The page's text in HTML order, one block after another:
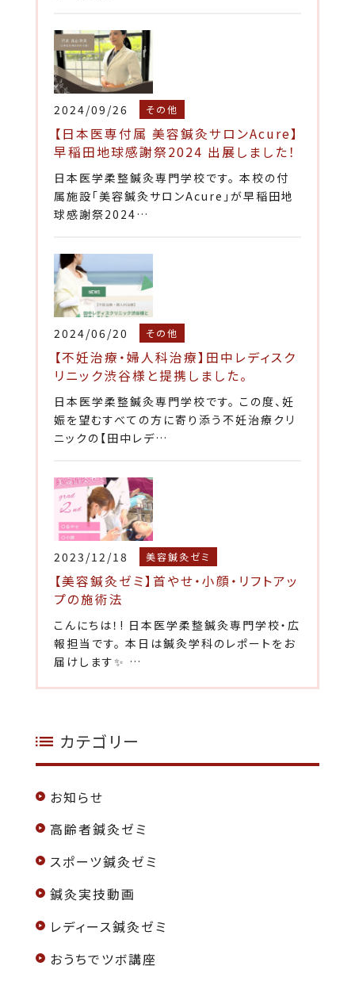
2024/09/26 その他
【日本医専付属 美容鍼灸サロンAcure】
早稲田地球感謝祭2024 出展しました！
日本医学柔整鍼灸専門学校です。 本校の付
属施設「美容鍼灸サロンAcure」が早稲田地
球感謝祭2024…
2024/06/20 その他
【不妊治療・婦人科治療】田中レディスク
リニック渋谷様と提携しました。
日本医学柔整鍼灸専門学校です。 この度、妊
娠を望むすべての方に寄り添う不妊治療クリ
ニックの【田中レデ…
2023/12/18 美容鍼灸ゼミ
【美容鍼灸ゼミ】首やせ・小顔・リフトアッ
プの施術法
こんにちは！! 日本医学柔整鍼灸専門学校・広
報担当です。 本日は鍼灸学科のレポートをお
届けします✨ …
カテゴリー
お知らせ
高齢者鍼灸ゼミ
スポーツ鍼灸ゼミ
鍼灸実技動画
レディース鍼灸ゼミ
おうちでツボ講座